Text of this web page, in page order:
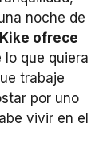
noche de
ofrece
lo que quiera
trabaje
por uno
vivir en el